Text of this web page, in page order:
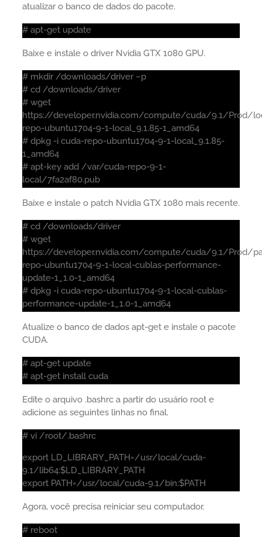
atualizar o banco de dados do pacote.
# apt-get update
Baixe e instale o driver Nvidia GTX 1080 GPU.
# mkdir /downloads/driver –p
# cd /downloads/driver
# wget
https://developer.nvidia.com/compute/cuda/9.1/Prod/
repo-ubuntu1704-9-1-local_9.1.85-1_amd64
# dpkg -i cuda-repo-ubuntu1704-9-1-local_9.1.85-
1_amd64
# apt-key add /var/cuda-repo-9-1-
local/7fa2af80.pub
Baixe e instale o patch Nvidia GTX 1080 mais recente.
# cd /downloads/driver
# wget
https://developer.nvidia.com/compute/cuda/9.1/Prod/
repo-ubuntu1704-9-1-local-cublas-performance-
update-1_1.0-1_amd64
# dpkg -i cuda-repo-ubuntu1704-9-1-local-cublas-
performance-update-1_1.0-1_amd64
Atualize o banco de dados apt-get e instale o pacote
CUDA.
# apt-get update
# apt-get install cuda
Edite o arquivo .bashrc a partir do usuário root e
adicione as seguintes linhas no final.
# vi /root/.bashrc
export LD_LIBRARY_PATH=/usr/local/cuda-
9.1/lib64:$LD_LIBRARY_PATH
export PATH=/usr/local/cuda-9.1/bin:$PATH
Agora, você precisa reiniciar seu computador.
# reboot